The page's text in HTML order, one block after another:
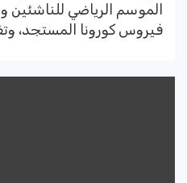
الموسم الرياضي للناشئين
فيروس كورونا المستجد،